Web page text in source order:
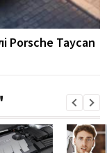
Porsche Taycan